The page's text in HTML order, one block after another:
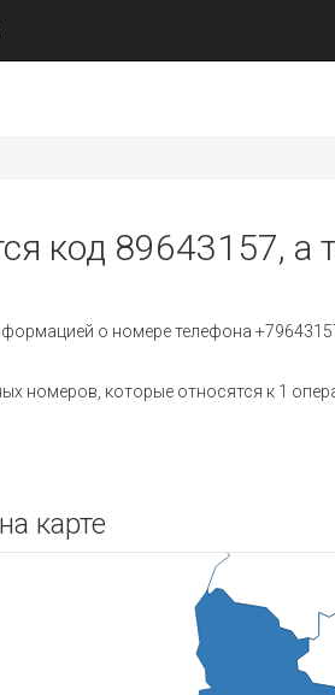
код 89643157, а
о номере телефона
номеров, которые относятся к 1
карте